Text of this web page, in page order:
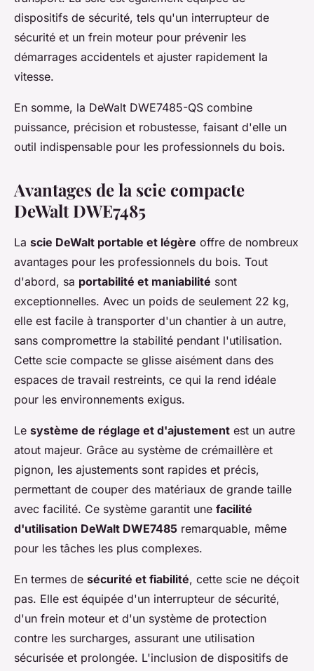
dispositifs de sécurité, tels qu'un interrupteur de
sécurité et un frein moteur pour prévenir les
démarrages accidentels et ajuster rapidement la
vitesse.
En somme, la DeWalt DWE7485-QS combine
puissance, précision et robustesse, faisant d'elle un
outil indispensable pour les professionnels du bois.
Avantages de la scie compacte
DeWalt DWE7485
La scie DeWalt portable et légère offre de nombreux
avantages pour les professionnels du bois. Tout
d'abord, sa portabilité et maniabilité sont
exceptionnelles. Avec un poids de seulement 22 kg,
elle est facile à transporter d'un chantier à un autre,
sans compromettre la stabilité pendant l'utilisation.
Cette scie compacte se glisse aisément dans des
espaces de travail restreints, ce qui la rend idéale
pour les environnements exigus.
Le système de réglage et d'ajustement est un autre
atout majeur. Grâce au système de crémaillère et
pignon, les ajustements sont rapides et précis,
permettant de couper des matériaux de grande taille
avec facilité. Ce système garantit une facilité
d'utilisation DeWalt DWE7485 remarquable, même
pour les tâches les plus complexes.
En termes de sécurité et fiabilité, cette scie ne déçoit
pas. Elle est équipée d'un interrupteur de sécurité,
d'un frein moteur et d'un système de protection
contre les surcharges, assurant une utilisation
sécurisée et prolongée. L'inclusion de dispositifs de